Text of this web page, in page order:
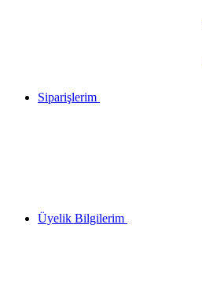
Siparişlerim
Üyelik Bilgilerim